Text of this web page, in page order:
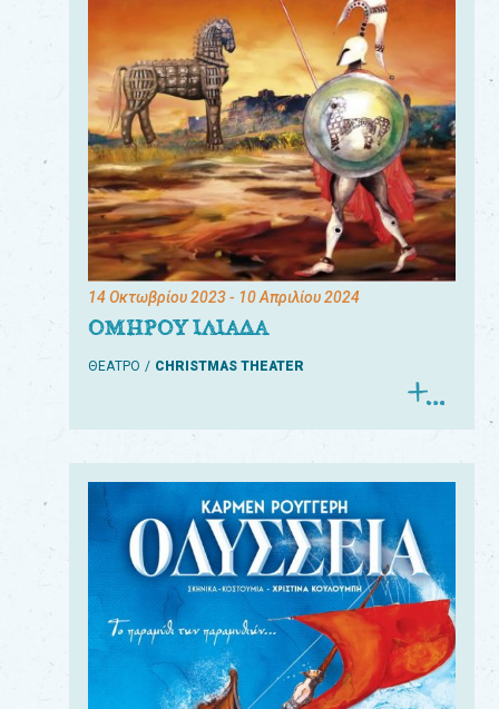
14 Οκτωβρίου 2023- 10 Απριλίου 2024
ΟΜΗΡΟΥ ΙΛΙΑΔΑ
ΘΕΑΤΡΟ CHRISTMAS THEATER